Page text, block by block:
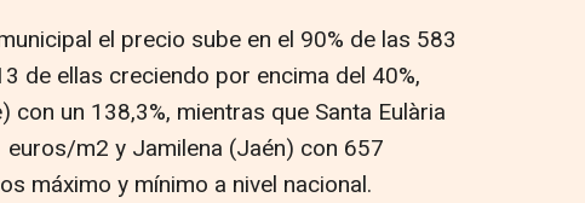
el precio sube en el 90% de las 583
de ellas creciendo por encima del 40%,
un 138,3%, mientras que Santa Eulària
m2 y Jamilena (Jaén) con 657
máximo y mínimo a nivel nacional.